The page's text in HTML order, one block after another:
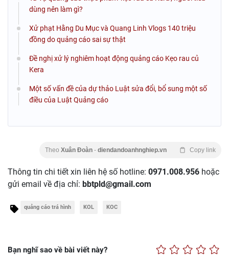
dùng nên làm gì?
Xử phạt Hằng Du Mục và Quang Linh Vlogs 140 triệu
đồng do quảng cáo sai sự thật
Đề nghị xử lý nghiêm hoạt động quảng cáo Kẹo rau củ
Kera
Một số vấn đề của dự thảo Luật sửa đổi, bổ sung một số
điều của Luật Quảng cáo
Theo Xuân Đoàn - diendandoanhnghiep.vn Copy link
Thông tin chi tiết xin liên hệ số hotline: 0971.008.956 hoặc
gửi email về địa chỉ: bbtpld@gmail.com
quảng cáo trá hình KOL KOC
Bạn nghĩ sao về bài viết này?